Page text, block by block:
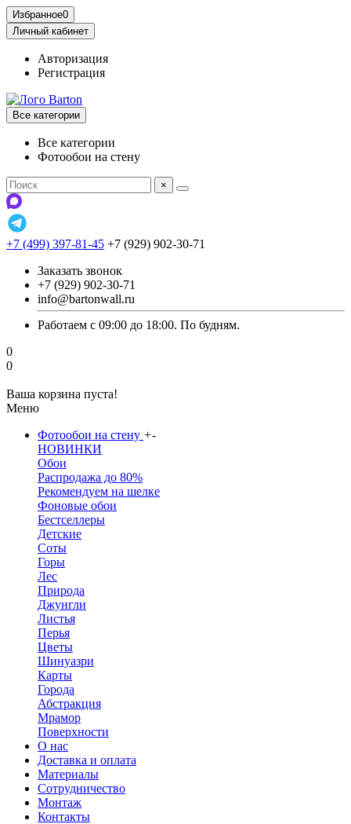
Избранное0
Личный кабинет
Авторизация
Регистрация
Все категории
Все категории
Фотообои на стену
×
+7 (499) 397-81-45 +7 (929) 902-30-71
Заказать звонок
+7 (929) 902-30-71
info@bartonwall.ru
Работаем с 09:00 до 18:00. По будням.
0
0
Ваша корзина пуста!
Меню
Фотообои на стену +-
НОВИНКИ
Обои
Распродажа до 80%
Рекомендуем на шелке
Фоновые обои
Бестселлеры
Детские
Соты
Горы
Лес
Природа
Джунгли
Листья
Перья
Цветы
Шинуазри
Карты
Города
Абстракция
Мрамор
Поверхности
О нас
Доставка и оплата
Материалы
Сотрудничество
Монтаж
Контакты